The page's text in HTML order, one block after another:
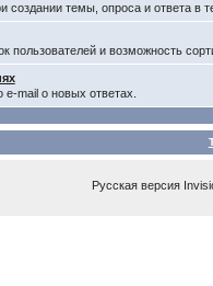
создании темы, опроса и ответа в
пользователей и возможность
mail о новых ответах.
Русская версия